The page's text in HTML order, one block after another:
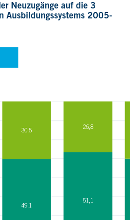
Neuzugänge auf die 3
Ausbildungssystems 2005-
49,1
30,5
51,1
26,8